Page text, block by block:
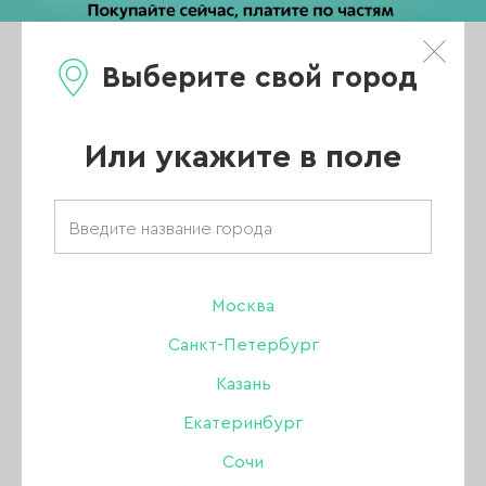
Выберите свой город
Или укажите в поле
Москва
Санкт-Петербург
Казань
Екатеринбург
Сочи
Каталог
Главная/
Каталог/
Аксессуары/
Фотофоны/